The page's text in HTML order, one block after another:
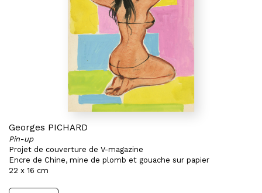
Georges PICHARD
Pin-up
Projet de couverture de V-magazine
Encre de Chine, mine de plomb et gouache sur papier
22 x 16 cm